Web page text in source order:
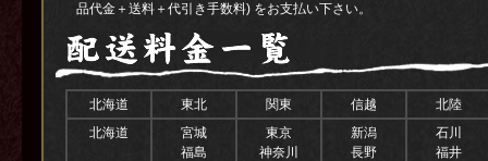
品代金＋送料＋代引き手数料) をお支払い下さい。
北海道 東北 関東 信越
北陸
北海道
宮城
福島
東京
神奈川
新潟
長野
石川
福井